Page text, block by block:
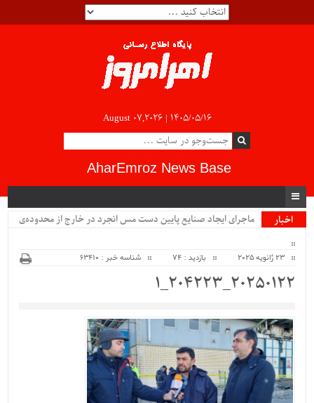
August 07,2026 | ۱۴۰۵/۰۵/۱۶
AharEmroz News Base
اخبار
ماجرای ایجاد صنایع پایین دست مس انجرد در خارج از محدوده‌ی
23 ژانویه 2025 بازدید : 74 شناسه خبر : 63410
20250122_204223_1